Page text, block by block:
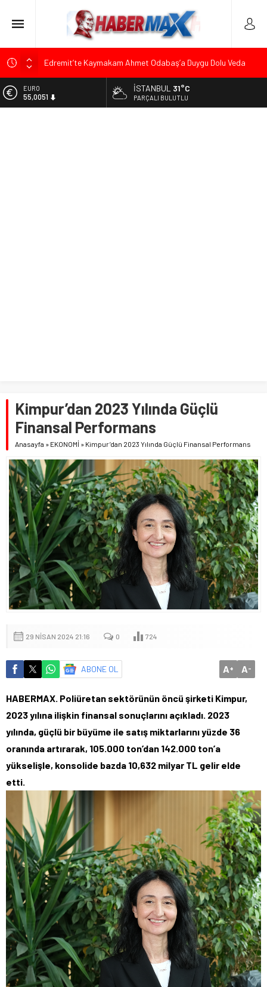
Edremit’te Kaymakam Ahmet Odabaş’a Duygu Dolu Veda
Tarihçi Yusuf Halaçoğlu’ndan TBMM’ye Sunulan Yasa Teklifine
Sert Eleştiri: “Osmanlı’nın Hukuk Anlayışının Gerisine
ALTIN
6.584,66
İSTANBUL 31°C
PARÇALI BULUTLU
Kimpur’dan 2023 Yılında Güçlü
Finansal Performans
Anasayfa » EKONOMİ » Kimpur’dan 2023 Yılında Güçlü Finansal Performans
29 NISAN 2024 21:16 0 724
ABONE OL A+ A-
HABERMAX. Poliüretan sektörünün öncü şirketi Kimpur,
2023 yılına ilişkin finansal sonuçlarını açıkladı. 2023
yılında, güçlü bir büyüme ile satış miktarlarını yüzde 36
oranında artırarak, 105.000 ton’dan 142.000 ton’a
yükselişle, konsolide bazda 10,632 milyar TL gelir elde
etti.